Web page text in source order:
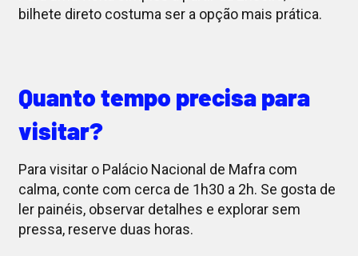
bilhete direto costuma ser a opção mais prática.
Quanto tempo precisa para
visitar?
Para visitar o Palácio Nacional de Mafra com
calma, conte com cerca de 1h30 a 2h. Se gosta de
ler painéis, observar detalhes e explorar sem
pressa, reserve duas horas.